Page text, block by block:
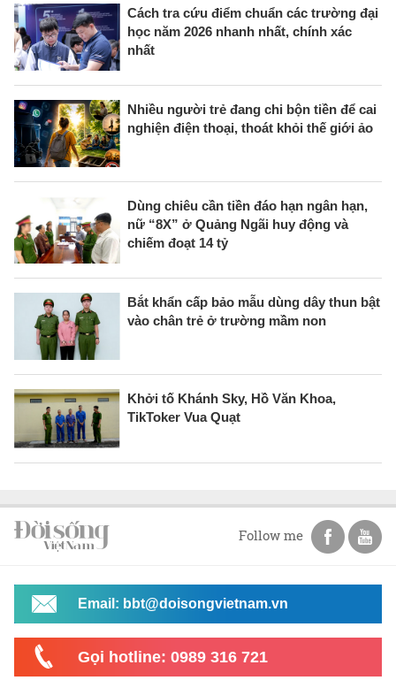
Cách tra cứu điểm chuẩn các trường đại
học năm 2026 nhanh nhất, chính xác
nhất
Nhiều người trẻ đang chi bộn tiền để cai
nghiện điện thoại, thoát khỏi thế giới ảo
Dùng chiêu cần tiền đáo hạn ngân hạn,
nữ “8X” ở Quảng Ngãi huy động và
chiếm đoạt 14 tỷ
Bắt khẩn cấp bảo mẫu dùng dây thun bật
vào chân trẻ ở trường mầm non
Khởi tố Khánh Sky, Hồ Văn Khoa,
TikToker Vua Quạt
Follow me
Email: bbt@doisongvietnam.vn
Gọi hotline: 0989 316 721